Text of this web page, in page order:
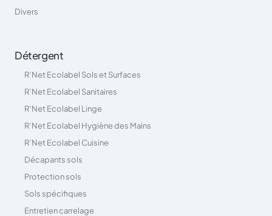
Divers
Détergent
R’Net Ecolabel Sols et Surfaces
R’Net Ecolabel Sanitaires
R’Net Ecolabel Linge
R’Net Ecolabel Hygiène des Mains
R’Net Ecolabel Cuisine
Décapants sols
Protection sols
Sols spécifiques
Entretien carrelage